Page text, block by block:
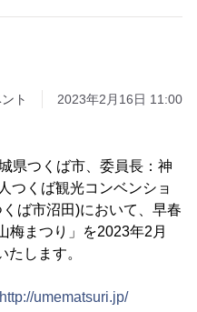
ト 2023年2月16日 11:00
県つくば市、委員長：神
つくば観光コンベンショ
ば市沼田)において、早春
梅まつり」を2023年2月
します。
http://umematsuri.jp/